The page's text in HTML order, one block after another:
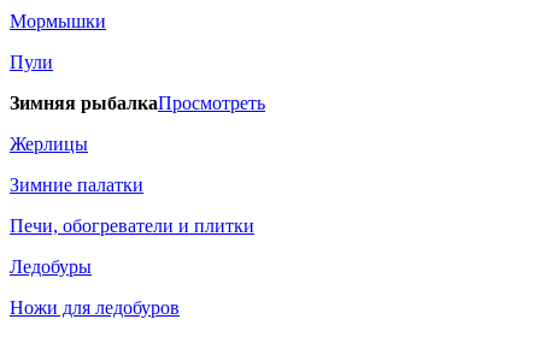
Мормышки
Пули
Зимняя рыбалкаПросмотреть
Жерлицы
Зимние палатки
Печи, обогреватели и плитки
Ледобуры
Ножи для ледобуров